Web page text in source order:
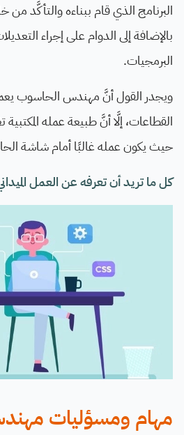
البرنامج الذي قام ببناءه والتأكَّد من
بالإضافة إلى الدوام على إجراء
البرمجيات.
ويجدر القول أنَّ مهندس الحاسوب
القطاعات، إلَّا أنَّ طبيعة عمله المكتبية
حيث يكون عمله غالبًا أمام شاشة
كل ما تريد أن تعرفه عن العمل
مهام ومسؤليات